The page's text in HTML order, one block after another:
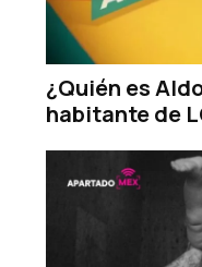
¿Quién es
habitante de